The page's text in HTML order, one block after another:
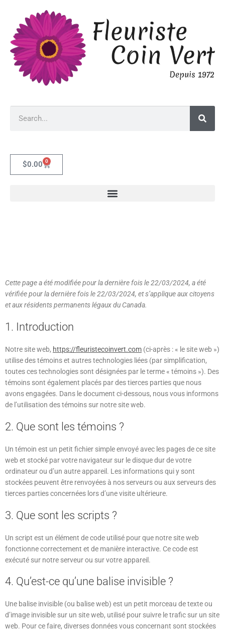
$0.00 0
Cette page a été modifiée pour la dernière fois le 22/03/2024, a été
vérifiée pour la dernière fois le 22/03/2024, et s’applique aux citoyens
et aux résidents permanents légaux du Canada.
1. Introduction
Notre site web, https://fleuristecoinvert.com (ci-après : « le site web »)
utilise des témoins et autres technologies liées (par simplification,
toutes ces technologies sont désignées par le terme « témoins »). Des
témoins sont également placés par des tierces parties que nous
avons engagées. Dans le document ci-dessous, nous vous informons
de l’utilisation des témoins sur notre site web.
2. Que sont les témoins ?
Un témoin est un petit fichier simple envoyé avec les pages de ce site
web et stocké par votre navigateur sur le disque dur de votre
ordinateur ou d’un autre appareil. Les informations qui y sont
stockées peuvent être renvoyées à nos serveurs ou aux serveurs des
tierces parties concernées lors d’une visite ultérieure.
3. Que sont les scripts ?
Un script est un élément de code utilisé pour que notre site web
fonctionne correctement et de manière interactive. Ce code est
exécuté sur notre serveur ou sur votre appareil.
4. Qu’est-ce qu’une balise invisible ?
Une balise invisible (ou balise web) est un petit morceau de texte ou
d’image invisible sur un site web, utilisé pour suivre le trafic sur un site
web. Pour ce faire, diverses données vous concernant sont stockées